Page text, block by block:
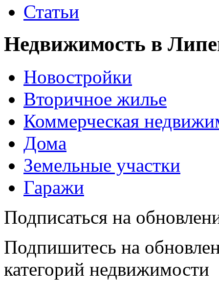
Статьи
Недвижимость в
Новостройки
Вторичное жилье
Коммерческая
Дома
Земельные участки
Гаражи
Подписаться на
Подпишитесь на
категорий недвижимости